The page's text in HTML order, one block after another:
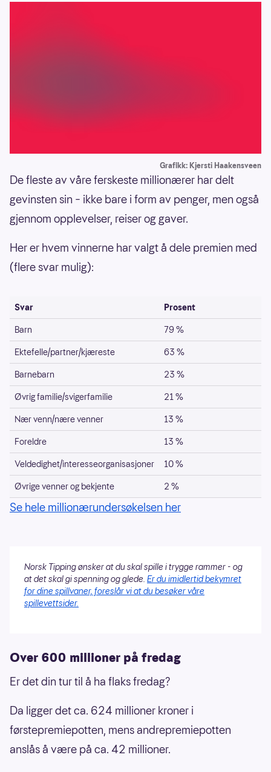
Grafikk: Kjersti Haakensveen
De fleste av våre ferskeste millionærer har delt
gevinsten sin – ikke bare i form av penger, men også
gjennom opplevelser, reiser og gaver.
Her er hvem vinnerne har valgt å dele premien med
(flere svar mulig):
Svar
Prosent
Barn
79 %
Ektefelle/partner/kjæreste
63 %
Barnebarn
23 %
Øvrig familie/svigerfamilie
21 %
Nær venn/nære venner
13 %
Foreldre
13 %
Veldedighet/interesseorganisasjoner
10 %
Øvrige venner og bekjente
2 %
Se hele millionærundersøkelsen her
Norsk Tipping ønsker at du skal spille i trygge rammer - og
at det skal gi spenning og glede. Er du imidlertid bekymret
for dine spillvaner, foreslår vi at du besøker våre
spillevettsider.
Over 600 millioner på fredag
Er det din tur til å ha flaks fredag?
Da ligger det ca. 624 millioner kroner i
førstepremiepotten, mens andrepremiepotten
anslås å være på ca. 42 millioner.